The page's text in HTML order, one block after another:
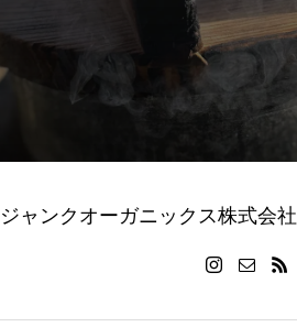
ジャンクオーガニックス株式会社